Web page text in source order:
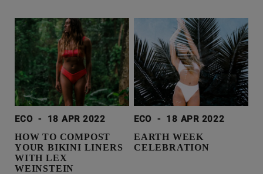
ECO - 18 APR 2022
HOW TO COMPOST
YOUR BIKINI LINERS
WITH LEX
WEINSTEIN
ECO - 18 APR 2022
EARTH WEEK
CELEBRATION